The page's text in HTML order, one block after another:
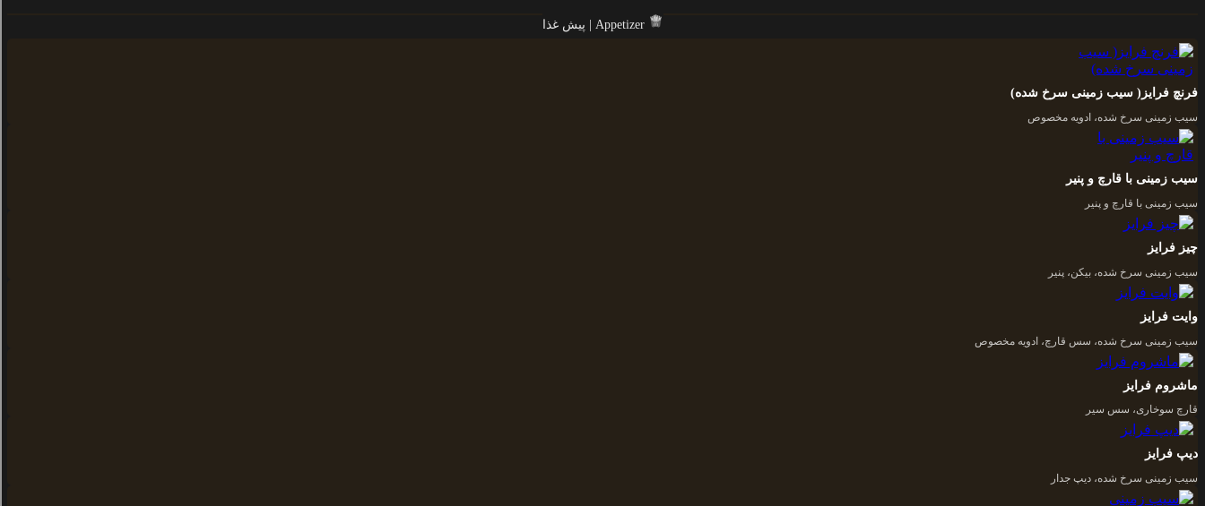
پیش غذا | Appetizer
فرنچ فرایز( سیب زمینی سرخ شده)
سیب زمینی سرخ شده، ادویه مخصوص
سیب زمینی با قارچ و پنیر
سیب زمینی با قارچ و پنیر
چیز فرایز
سیب زمینی سرخ شده، بیکن، پنیر
وایت فرایز
سیب زمینی سرخ شده، سس قارچ، ادویه مخصوص
ماشروم فرایز
قارچ سوخاری، سس سیر
دیپ فرایز
سیب زمینی سرخ شده، دیپ جدار